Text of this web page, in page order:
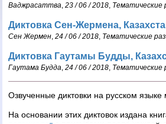
Ваджрасаттва, 23 / 06 / 2018, Тематические
Диктовка Сен-Жермена,
Сен Жермен, 24 / 06 / 2018, Тематические
Диктовка Гаутамы Будды,
Гаутама Будда, 24 / 06 / 2018, Тематические
Озвученные диктовки на русском
На основании этих диктовок издана